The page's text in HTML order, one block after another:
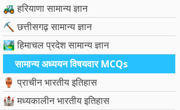
🚜 हरियाणा सामान्य ज्ञान
⛏️ छत्तीसगढ़ सामान्य ज्ञान
🏞️ हिमाचल प्रदेश सामान्य ज्ञान
सामान्य अध्ययन विषयवार MCQs
🏺 प्राचीन भारतीय इतिहास
🏰 मध्यकालीन भारतीय इतिहास